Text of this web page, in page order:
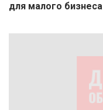
для малого бизнеса